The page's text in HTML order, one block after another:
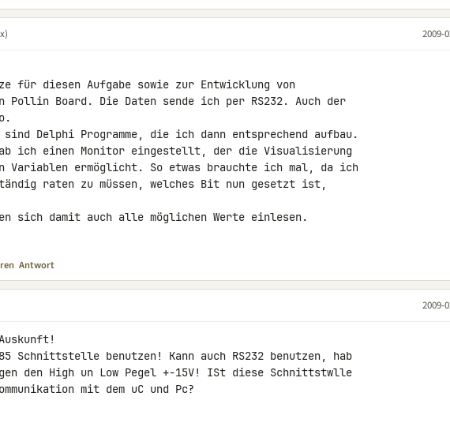
2009-
für diesen Aufgabe sowie zur Entwicklung von
Pollin Board. Die Daten sende ich per RS232. Auch der
Delphi Programme, die ich dann entsprechend aufbau.
ich einen Monitor eingestellt, der die Visualisierung
Variablen ermöglicht. So etwas brauchte ich mal, da ich
raten zu müssen, welches Bit nun gesetzt ist,
sich damit auch alle möglichen Werte einlesen.
Antwort
2009-
Schnittstelle benutzen! Kann auch RS232 benutzen, hab
den High un Low Pegel +-15V! ISt diese Schnittstwlle
mit dem uC und Pc?